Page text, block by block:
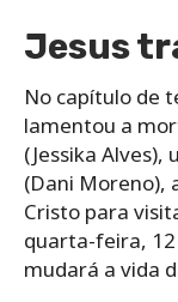
Jesus
No capítulo de
lamentou a
(Jessika
(Dani Moreno),
Cristo para
quarta-feira,
mudará a vida